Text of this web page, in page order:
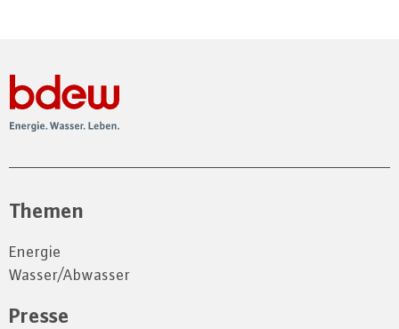
Themen
Energie
Wasser/Abwasser
Presse